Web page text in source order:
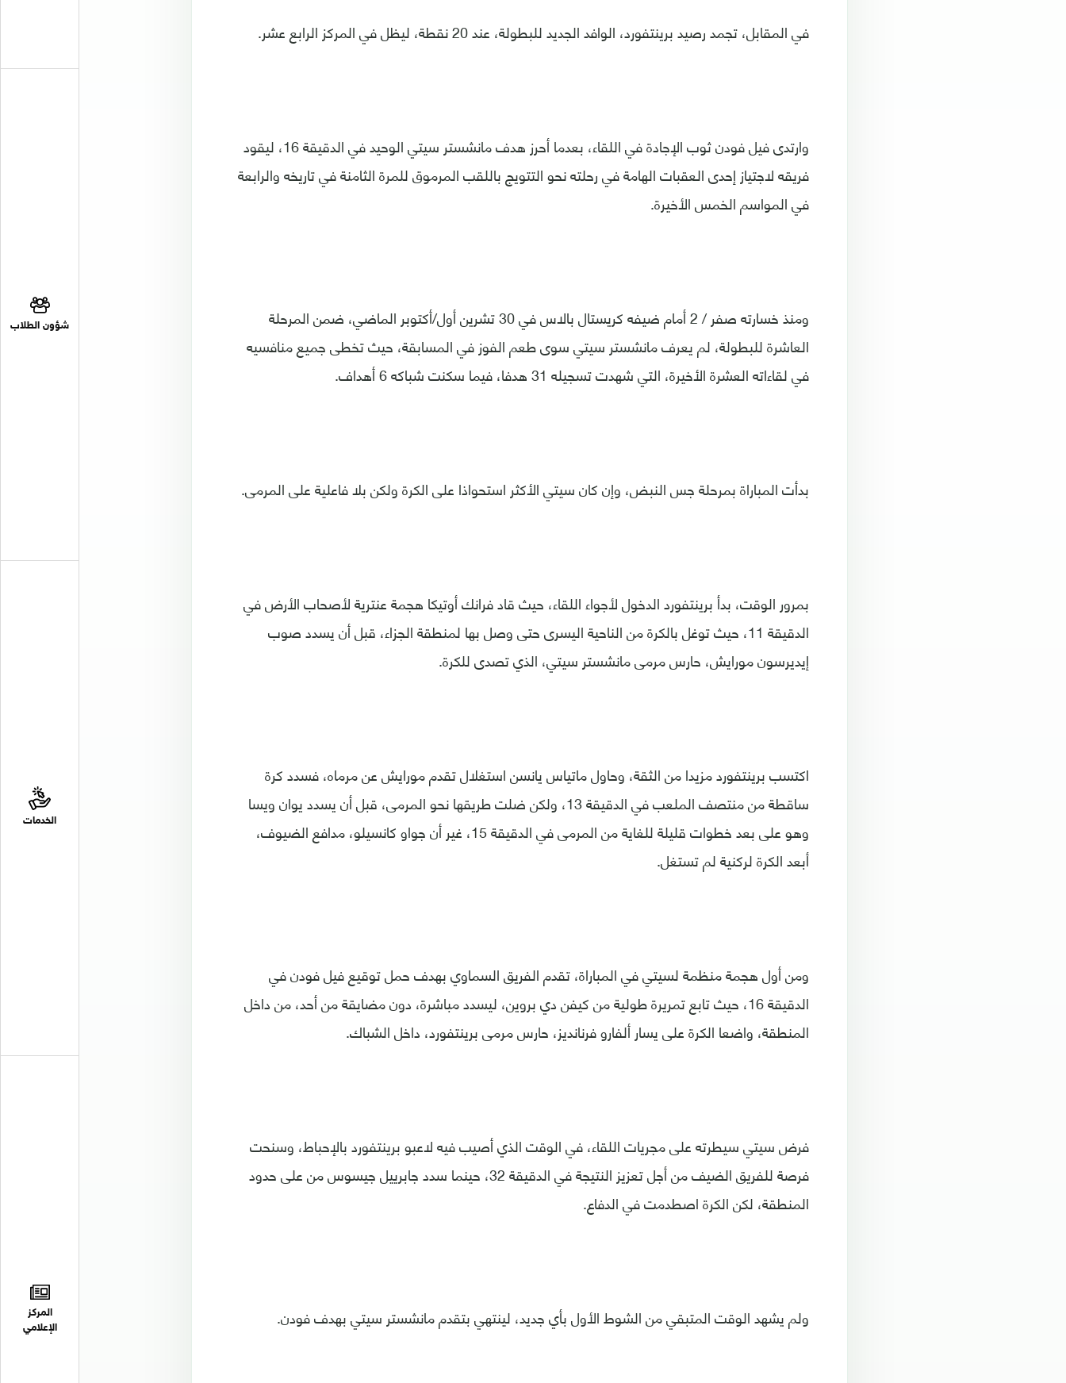
شؤون الطلاب
الخدمات
المركز
الإعلامي
في المقابل، تجمد رصيد برينتفورد، الوافد الجديد للبطولة، عند 20 نقطة، ليظل في المركز الرابع عشر.
وارتدى فيل فودن ثوب الإجادة في اللقاء، بعدما أحرز هدف مانشستر سيتي الوحيد في الدقيقة 16، ليقود
فريقه لاجتياز إحدى العقبات الهامة في رحلته نحو التتويج باللقب المرموق للمرة الثامنة في تاريخه والرابعة
في المواسم الخمس الأخيرة.
ومنذ خسارته صفر / 2 أمام ضيفه كريستال بالاس في 30 تشرين أول/أكتوبر الماضي، ضمن المرحلة
العاشرة للبطولة، لم يعرف مانشستر سيتي سوى طعم الفوز في المسابقة، حيث تخطى جميع منافسيه
في لقاءاته العشرة الأخيرة، التي شهدت تسجيله 31 هدفا، فيما سكنت شباكه 6 أهداف.
بدأت المباراة بمرحلة جس النبض، وإن كان سيتي الأكثر استحواذا على الكرة ولكن بلا فاعلية على المرمى.
بمرور الوقت، بدأ برينتفورد الدخول لأجواء اللقاء، حيث قاد فرانك أوتيكا هجمة عنترية لأصحاب الأرض في
الدقيقة 11، حيث توغل بالكرة من الناحية اليسرى حتى وصل بها لمنطقة الجزاء، قبل أن يسدد صوب
إيديرسون مورايش، حارس مرمى مانشستر سيتي، الذي تصدى للكرة.
اكتسب برينتفورد مزيدا من الثقة، وحاول ماتياس يانسن استغلال تقدم مورايش عن مرماه، فسدد كرة
ساقطة من منتصف الملعب في الدقيقة 13، ولكن ضلت طريقها نحو المرمى، قبل أن يسدد يوان ويسا
وهو على بعد خطوات قليلة للغاية من المرمى في الدقيقة 15، غير أن جواو كانسيلو، مدافع الضيوف،
أبعد الكرة لركنية لم تستغل.
ومن أول هجمة منظمة لسيتي في المباراة، تقدم الفريق السماوي بهدف حمل توقيع فيل فودن في
الدقيقة 16، حيث تابع تمريرة طولية من كيفن دي بروين، ليسدد مباشرة، دون مضايقة من أحد، من داخل
المنطقة، واضعا الكرة على يسار ألفارو فرنانديز، حارس مرمى برينتفورد، داخل الشباك.
فرض سيتي سيطرته على مجريات اللقاء، في الوقت الذي أصيب فيه لاعبو برينتفورد بالإحباط، وسنحت
فرصة للفريق الضيف من أجل تعزيز النتيجة في الدقيقة 32، حينما سدد جابرييل جيسوس من على حدود
المنطقة، لكن الكرة اصطدمت في الدفاع.
ولم يشهد الوقت المتبقي من الشوط الأول بأي جديد، لينتهي بتقدم مانشستر سيتي بهدف فودن.